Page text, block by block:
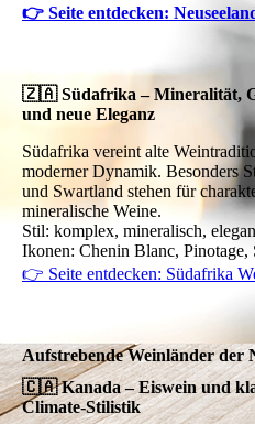
👉 Seite entdecken:
🇿🇦 Südafrika – Mineralität,
und neue Eleganz
Südafrika vereint alte
moderner Dynamik. Besonders
und Swartland stehen für
mineralische Weine.
Stil: komplex, mineralisch,
Ikonen: Chenin Blanc, Pinotage,
👉 Seite entdecken: Südafrika
Aufstrebende Weinländer der
🇨🇦 Kanada – Eiswein und
Climate-Stilistik